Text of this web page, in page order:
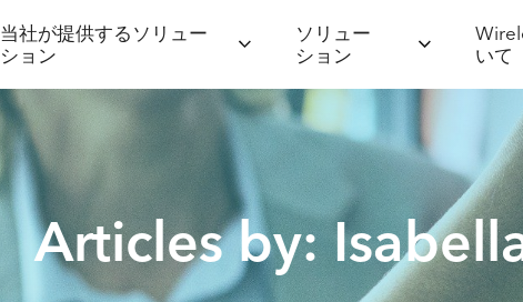
当社が提供するソリュー
ション
ソリュー
ション
いて
Articles by: